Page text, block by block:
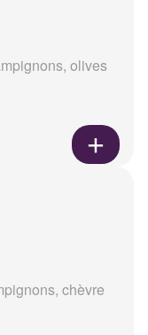
olives
chèvre